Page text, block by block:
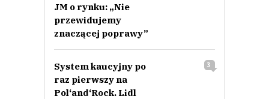
JM o rynku: „Nie
przewidujemy
znaczącej poprawy”
System kaucyjny po
raz pierwszy na
Pol‘and‘Rock. Lidl
3